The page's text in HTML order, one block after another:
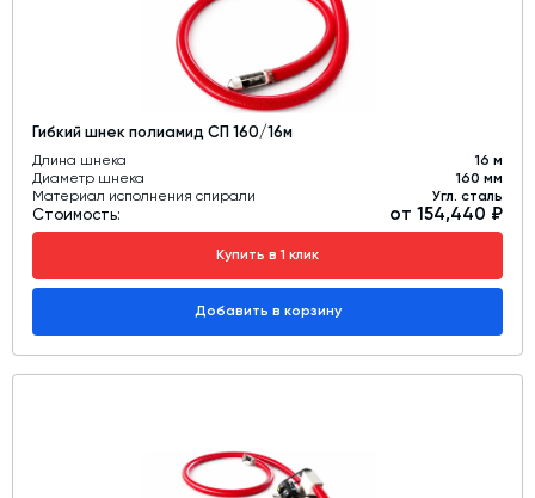
Гибкий шнек полиамид СП 160/16м
Длина шнека
16 м
Диаметр шнека
160 мм
Материал исполнения спирали
Угл. сталь
Стоимость: от 154,440 ₽
Купить в 1 клик
Добавить в корзину